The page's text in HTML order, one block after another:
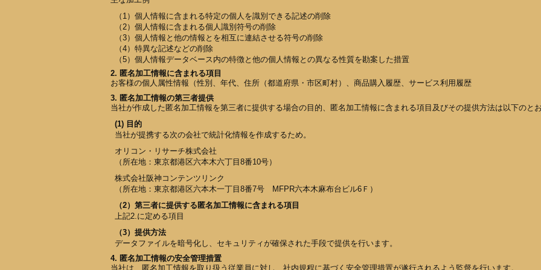
（1）個人情報に含まれる特定の個人を識別できる記述の削除
（2）個人情報に含まれる個人識別符号の削除
（3）個人情報と他の情報とを相互に連結させる符号の削除
（4）特異な記述などの削除
（5）個人情報データベース内の特徴と他の個人情報との異なる性質を勘案した措置
2. 匿名加工情報に含まれる項目
お客様の個人属性情報（性別、年代、住所（都道府県・市区町村）、商品購入履歴、サービス利用履歴
3. 匿名加工情報の第三者提供
当社が作成した匿名加工情報を第三者に提供する場合の目的、匿名加工情報に含まれる項目及びその提供方法は以下のとお
(1) 目的
当社が提携する次の会社で統計化情報を作成するため。
オリコン・リサーチ株式会社
（所在地：東京都港区六本木六丁目8番10号）
株式会社阪神コンテンツリンク
（所在地：東京都港区六本木一丁目8番7号 MFPR六本木麻布台ビル6Ｆ）
（2）第三者に提供する匿名加工情報に含まれる項目
上記2.に定める項目
（3）提供方法
データファイルを暗号化し、セキュリティが確保された手段で提供を行います。
4. 匿名加工情報の安全管理措置
当社は、匿名加工情報を取り扱う従業員に対し、社内規程に基づく安全管理措置が遂行されるよう監督を行います。